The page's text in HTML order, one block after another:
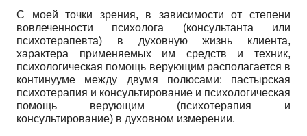
С моей точки зрения, в зависимости от степени
вовлеченности психолога (консультанта или
психотерапевта) в духовную жизнь клиента,
характера применяемых им средств и техник,
психологическая помощь верующим располагается в
континууме между двумя полюсами: пастырская
психотерапия и консультирование и психологическая
помощь верующим (психотерапия и
консультирование) в духовном измерении.